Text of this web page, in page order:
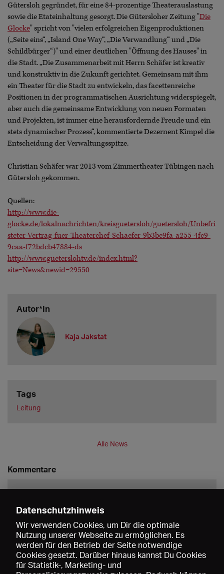
Gütersloh gegründet, für eine 84-prozentige Theaterauslastung
sowie die Etateinhaltung gesorgt. Die Gütersloher Zeitung "Die
Glocke" spricht von "vielen erfolgreichen Eigenproduktionen
(„Seite eins“, „Island One Way“, „Die Verwandlung“ und „Die
Schildbürger“)" und einer deutlichen "Öffnung des Hauses" in
die Stadt. „Die Zusammenarbeit mit Herrn Schäfer ist kreativ
und konstruktiv in die Zukunft gerichtet. Gemeinsam mit ihm
ein Theater für die Stadt zu entwickeln, das facettenreiche
Positionen in der programmatischen Ausrichtung widerspiegelt,
aber auch die gemeinsame Entwicklung von neuen Formaten
und Projekten, ist immer eine herausfordernde Freude und ein
stets dynamischer Prozess“, kommentierte Dezernent Kimpel die
Entscheidung der Verwaltungsspitze.
Christian Schäfer war 2013 vom Zimmertheater Tübingen nach
Gütersloh gekommen.
Quellen:
http://www.die-
glocke.de/lokalnachrichten/kreisguetersloh/guetersloh/Unbefri
steter-Vertrag-fuer-Theaterchef-Schaefer-9b3be9fa-a255-4fc9-
9caa-f72bdcb47884-ds
http://www.gueterslohtv.de/index.html?
site=News&newid=29550
Autor*in
Kaja Jakstat
Tags
Leitung
Alle News
Kommentare
Speichern
Datenschutzhinweis
Wir verwenden Cookies, um Dir die optimale
Nutzung unserer Webseite zu ermöglichen. Es
werden für den Betrieb der Seite notwendige
Cookies gesetzt. Darüber hinaus kannst Du Cookies
für Statistik-, Marketing- und